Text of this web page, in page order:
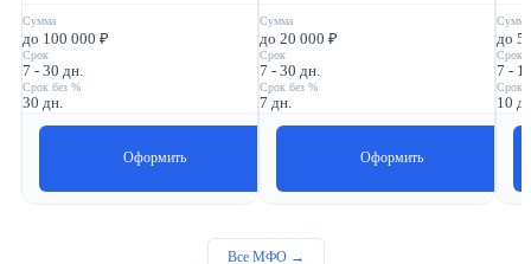
Сумма
до 100 000 ₽
Срок
7 - 30 дн.
Срок без %
30 дн.
Оформить
Сумма
до 20 000 ₽
Срок
7 - 30 дн.
Срок без %
7 дн.
Оформить
Сумма
до 5
Срок
7 -
Срок
10
Все МФО →